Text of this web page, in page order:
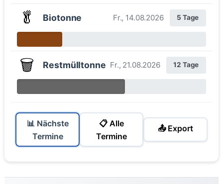
🥬 Biotonne Fr., 14.08.2026 5 Tage
🗑️ Restmülltonne Fr., 21.08.2026 12 Tage
📊 Nächste
Termine
📋 Alle
Termine
📤 Export